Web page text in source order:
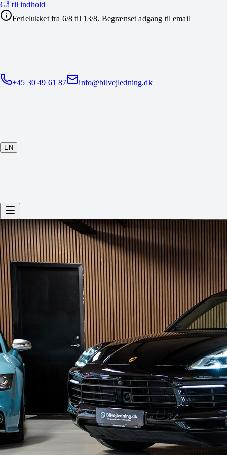
Gå til indhold
Ferielukket fra 6/8 til 13/8. Begrænset adgang til email
+45 30 49 61 87 info@bilvejledning.dk
EN